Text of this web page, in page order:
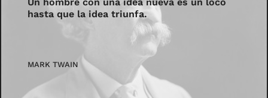
hasta que la idea triunfa.
MARK TWAIN